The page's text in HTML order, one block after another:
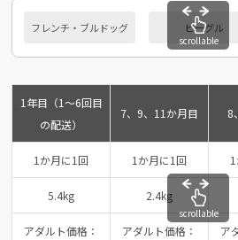
フレンチ・ブルドッグ ビーグル
scrollable
1年目（1～6回目
の配送）
7、9、11か月目 8
1か月に1回 1か月に1回
5.4kg 2.4kg
アダルト価格：
アダルト価格：
ア
scrollable